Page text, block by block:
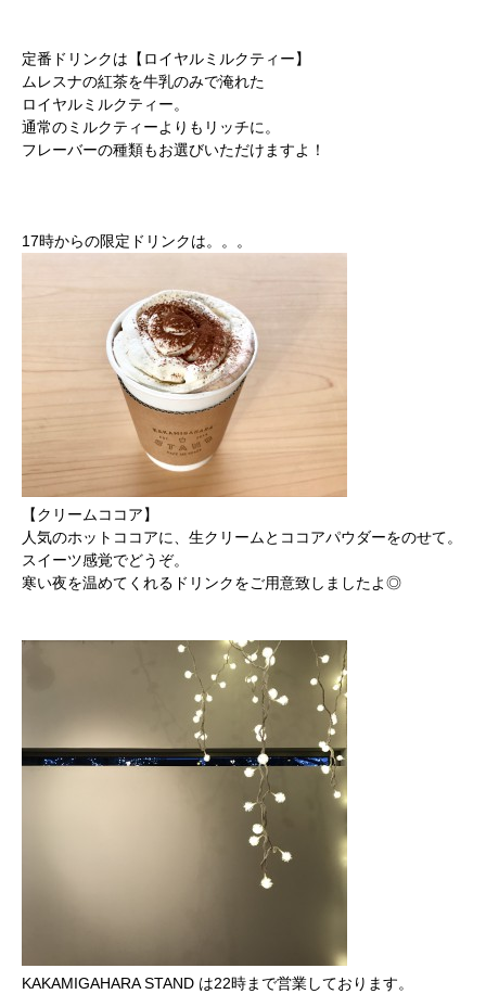
定番ドリンクは【ロイヤルミルクティー】
ムレスナの紅茶を牛乳のみで淹れた
ロイヤルミルクティー。
通常のミルクティーよりもリッチに。
フレーバーの種類もお選びいただけますよ！
17時からの限定ドリンクは。。。
【クリームココア】
人気のホットココアに、生クリームとココアパウダーをのせて。
スイーツ感覚でどうぞ。
寒い夜を温めてくれるドリンクをご用意致しましたよ◎
KAKAMIGAHARA STAND は22時まで営業しております。